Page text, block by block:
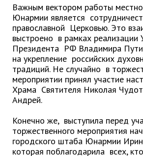
март 2025 г.
февраль 2025 г.
январь 2025 г.
Администрация
СТРУКТУРА
Глава МО г. Партизанск
Заместители главы
Управления
Управление
Важным вектором работы
Юнармии является
православной Церковью. Это
выстроено в рамках реализации
Президента РФ Владимира
на укрепление российских
традиций. Не случайно в
мероприятии принял участие
Храма Святителя Николая
Андрей.
Конечно же, выступила перед
торжественного мероприятия
городского штаба Юнармии
которая поблагодарила всех,